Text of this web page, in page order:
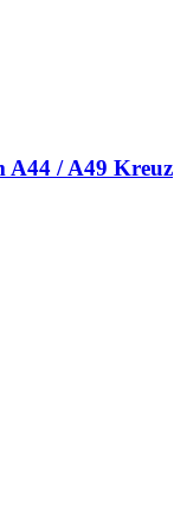
A44 / A49 Kreuz